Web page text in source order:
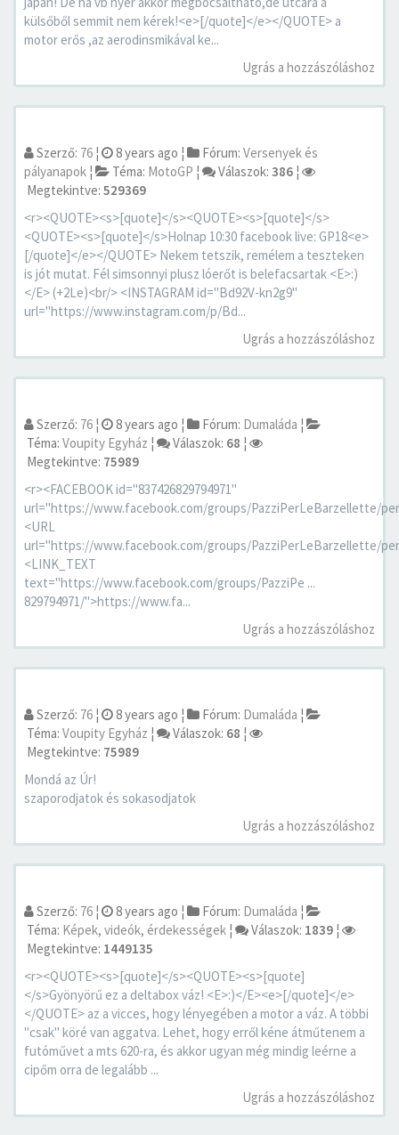
külsőből semmit nem kérek!<e>[/quote]</e></QUOTE> a
motor erős ,az aerodinsmikával ke...
Ugrás a hozzászóláshoz
Szerző: 76 ¦ 8 years ago ¦ Fórum: Versenyek és
pályanapok ¦ Téma: MotoGP ¦ Válaszok: 386 ¦
Megtekintve: 529369
<r><QUOTE><s>[quote]</s><QUOTE><s>[quote]</s>
<QUOTE><s>[quote]</s>Holnap 10:30 facebook live: GP18<e>
[/quote]</e></QUOTE> Nekem tetszik, remélem a teszteken
is jót mutat. Fél simsonnyi plusz lóerőt is belefacsartak <E>:)
</E> (+2Le)<br/> <INSTAGRAM id="Bd92V-kn2g9"
url="https://www.instagram.com/p/Bd...
Ugrás a hozzászóláshoz
Szerző: 76 ¦ 8 years ago ¦ Fórum: Dumaláda ¦
Téma: Voupity Egyház ¦ Válaszok: 68 ¦
Megtekintve: 75989
<r><FACEBOOK id="837426829794971"
url="https://www.facebook.com/groups/PazziPerLeBarzellette/
<URL
url="https://www.facebook.com/groups/PazziPerLeBarzellette/
<LINK_TEXT
text="https://www.facebook.com/groups/PazziPe ...
829794971/">https://www.fa...
Ugrás a hozzászóláshoz
Szerző: 76 ¦ 8 years ago ¦ Fórum: Dumaláda ¦
Téma: Voupity Egyház ¦ Válaszok: 68 ¦
Megtekintve: 75989
Mondá az Úr!
szaporodjatok és sokasodjatok
Ugrás a hozzászóláshoz
Szerző: 76 ¦ 8 years ago ¦ Fórum: Dumaláda ¦
Téma: Képek, videók, érdekességek ¦ Válaszok: 1839 ¦
Megtekintve: 1449135
<r><QUOTE><s>[quote]</s><QUOTE><s>[quote]
</s>Gyönyörű ez a deltabox váz! <E>:)</E><e>[/quote]</e>
</QUOTE> az a vicces, hogy lényegében a motor a váz. A többi
"csak" köré van aggatva. Lehet, hogy erről kéne átműtenem a
futóművet a mts 620-ra, és akkor ugyan még mindig leérne a
cipőm orra de legalább ...
Ugrás a hozzászóláshoz